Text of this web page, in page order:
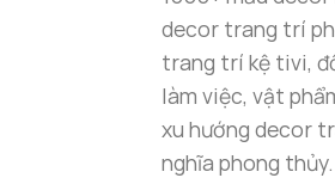
decor trang trí
trang trí kệ tivi,
làm việc, vật
xu hướng decor
nghĩa phong